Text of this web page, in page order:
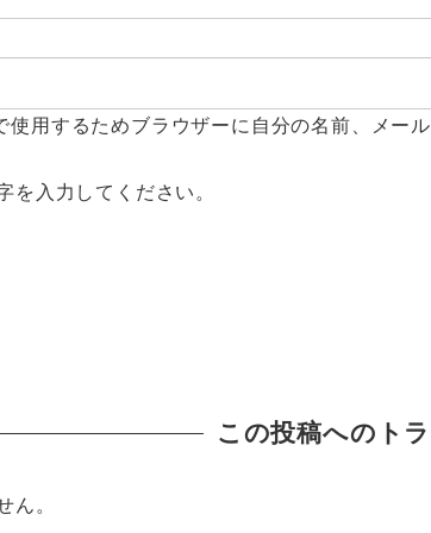
使用するためブラウザーに自分の名前、メー
を入力してください。
この投稿へのト
ん。